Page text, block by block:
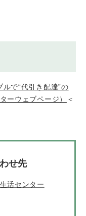
で“代引き配達”の
ーウェブページ）
＜
せ先
活センター